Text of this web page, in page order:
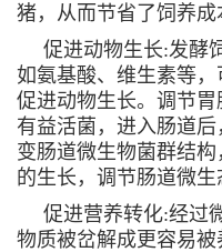
猪，从而节省了饲养成
促进动物生长:发酵
如氨基酸、维生素等，
促进动物生长。调节
有益活菌，进入肠道
变肠道微生物菌群结
的生长，调节肠道微生
促进营养转化:经过
物质被岔解成更容易